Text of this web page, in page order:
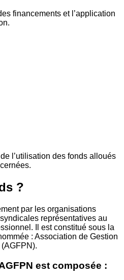
financements et l’application
l’utilisation des fonds alloués
?
par les organisations
représentatives au
Il est constitué sous la
: Association de Gestion
est composée :